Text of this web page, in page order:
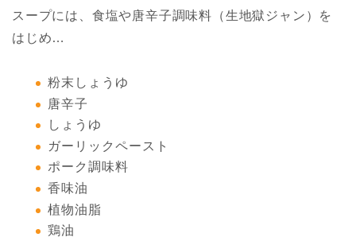
スープには、食塩や唐辛子調味料（生地獄ジャン）を
はじめ…
粉末しょうゆ
唐辛子
しょうゆ
ガーリックペースト
ポーク調味料
香味油
植物油脂
鶏油